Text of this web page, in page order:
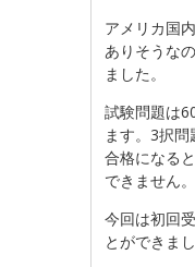
アメリカ国
ありそうな
ました。
試験問題は
ます。3択
合格になる
できません。
今回は初回
とができまし